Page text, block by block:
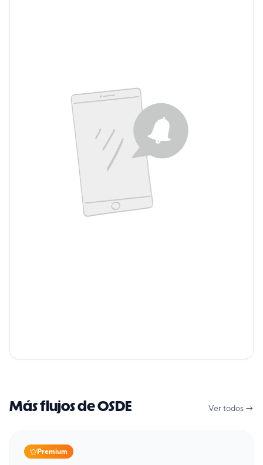
Más flujos de OSDE Ver todos →
Premium